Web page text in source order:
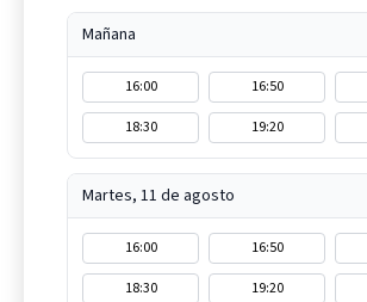
Mañana
16:00 16:50
18:30
19:20
Martes, 11 de agosto
16:00 16:50
18:30
19:20